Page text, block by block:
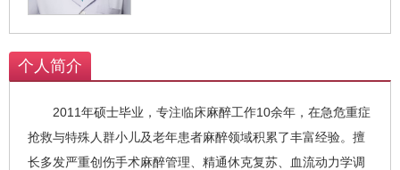
个人简介
2011年硕士毕业，专注临床麻醉工作10余年，在急危重症
抢救与特殊人群小儿及老年患者麻醉领域积累了丰富经验。擅
长多发严重创伤手术麻醉管理、精通休克复苏、血流动力学调